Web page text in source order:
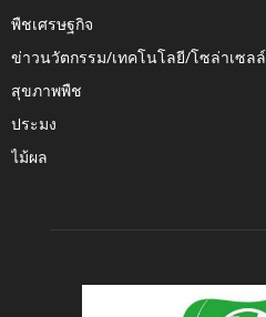
พืชเศรษฐกิจ
ข่าวนวัตกรรม/เทคโนโลยี/โซล่าเซลล์
สุขภาพพืช
ประมง
ไม้ผล